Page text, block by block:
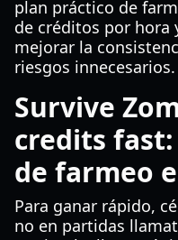
plan práctico de
de créditos por hora
mejorar la
riesgos innecesarios.
Survive
credits
de farmeo
Para ganar rápido,
no en partidas